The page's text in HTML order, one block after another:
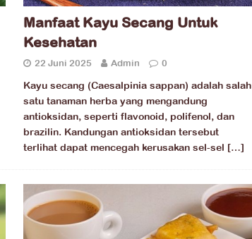
Manfaat Kayu Secang Untuk
Kesehatan
22 Juni 2025 Admin 0
Kayu secang (Caesalpinia sappan) adalah salah
satu tanaman herba yang mengandung
antioksidan, seperti flavonoid, polifenol, dan
brazilin. Kandungan antioksidan tersebut
terlihat dapat mencegah kerusakan sel-sel […]